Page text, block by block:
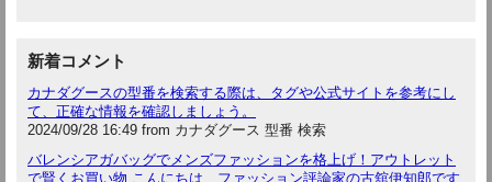
新着コメント
カナダグースの型番を検索する際は、タグや公式サイトを参考にし
て、正確な情報を確認しましょう。
2024/09/28 16:49 from カナダグース 型番 検索
バレンシアガバッグでメンズファッションを格上げ！アウトレット
で賢くお買い物 こんにちは、ファッション評論家の古舘伊知郎です